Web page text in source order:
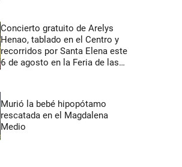
Concierto gratuito de Arelys
Henao, tablado en el Centro y
recorridos por Santa Elena este
6 de agosto en la Feria de las
Murió la bebé hipopótamo
rescatada en el Magdalena
Medio